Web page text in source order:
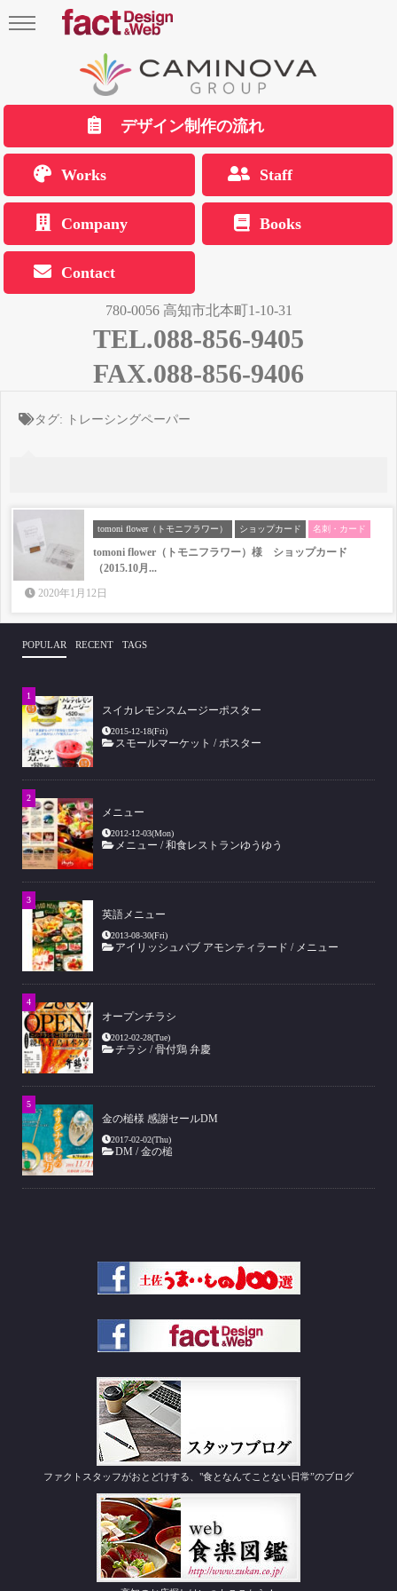
デザイン制作の流れ
Works Staff
Company Books
Contact
780-0056 高知市北本町1-10-31
TEL.088-856-9405
FAX.088-856-9406
タグ: トレーシングペーパー
tomoni flower（トモニフラワー） ショップカード 名刺・カード
tomoni flower（トモニフラワー）様 ショップカード
（2015.10月...
2020年1月12日
POPULAR RECENT TAGS
スイカレモンスムージーポスター
2015-12-18(Fri)
スモールマーケット /ポスター
メニュー
2012-12-03(Mon)
メニュー /和食レストランゆうゆう
英語メニュー
2013-08-30(Fri)
アイリッシュパブ アモンティラード / メニュー
オープンチラシ
2012-02-28(Tue)
チラシ /骨付鶏 弁慶
金の槌様 感謝セールDM
2017-02-02(Thu)
DM /金の槌
ファクトスタッフがおとどけする、"食となんてことない日常”のブログ